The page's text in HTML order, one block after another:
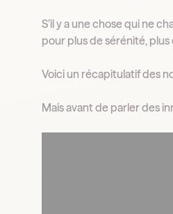
S’il y a une chose qui ne
pour plus de sérénité,
Voici un récapitulatif des
Mais avant de parler des